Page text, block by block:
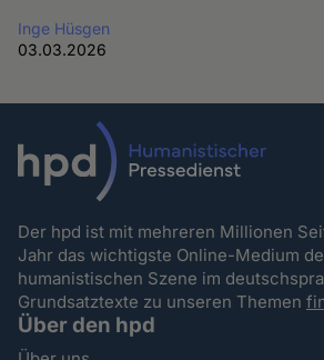
Inge Hüsgen
03.03.2026
Der hpd ist mit mehreren Millionen
Jahr das wichtigste Online-Medium
humanistischen Szene im
Grundsatztexte zu unseren Themen
Über den hpd